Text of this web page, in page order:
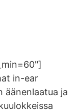
in-ear
äänenlaatua ja